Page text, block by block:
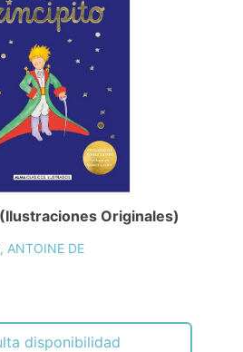
Originales)
ANTOINE DE
disponibilidad